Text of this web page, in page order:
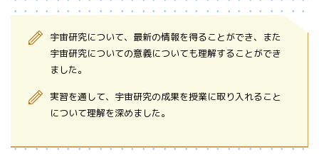
宇宙研究について、最新の情報を得ることができ、また
宇宙研究についての意義についても理解することができ
ました。
実習を通して、宇宙研究の成果を授業に取り入れること
について理解を深めました。